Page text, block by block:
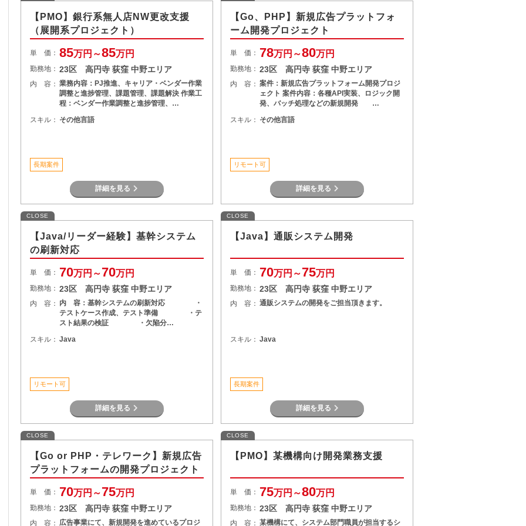
【PMO】銀行系無人店NW更改支援
（展開系プロジェクト）
単 価： 85万円～85万円
勤務地： 23区 高円寺 荻窪 中野エリア
内 容： 業務内容：PJ推進、キャリア・ベンダー作業
調整と進捗管理、課題管理、課題解決 作業工
程：ベンダー作業調整と進捗管理、…
スキル： その他言語
長期案件
詳細を見る
【Go、PHP】新規広告プラットフォ
ーム開発プロジェクト
単 価： 78万円～80万円
勤務地： 23区 高円寺 荻窪 中野エリア
内 容： 案件：新規広告プラットフォーム開発プロジ
ェクト 案件内容：各種API実装、ロジック開
発、バッチ処理などの新規開発 …
スキル： その他言語
リモート可
詳細を見る
CLOSE
【Java/リーダー経験】基幹システム
の刷新対応
単 価： 70万円～70万円
勤務地： 23区 高円寺 荻窪 中野エリア
内 容： 内 容：基幹システムの刷新対応 ・
テストケース作成、テスト準備 ・テ
スト結果の検証 ・欠陥分…
スキル： Java
リモート可
詳細を見る
CLOSE
【Java】通販システム開発
単 価： 70万円～75万円
勤務地： 23区 高円寺 荻窪 中野エリア
内 容： 通販システムの開発をご担当頂きます。
スキル： Java
長期案件
詳細を見る
CLOSE
【Go or PHP・テレワーク】新規広告
プラットフォームの開発プロジェクト
単 価： 70万円～75万円
勤務地： 23区 高円寺 荻窪 中野エリア
内 容： 広告事業にて、新規開発を進めているプロジ
CLOSE
【PMO】某機構向け開発業務支援
単 価： 75万円～80万円
勤務地： 23区 高円寺 荻窪 中野エリア
内 容： 某機構にて、システム部門職員が担当するシ